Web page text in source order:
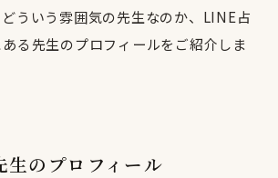
ういう雰囲気の先生なのか、LINE占
る先生のプロフィールをご紹介しま
生のプロフィール